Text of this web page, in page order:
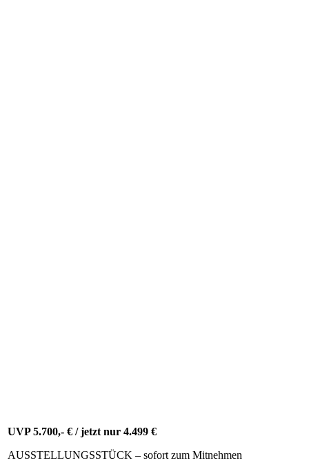
UVP 5.700,- € / jetzt nur 4.499 €
AUSSTELLUNGSSTÜCK – sofort zum Mitnehmen